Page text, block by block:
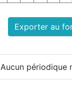
Exporter au
Aucun périodique